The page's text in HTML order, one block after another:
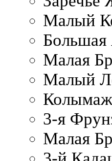
Малый
Большая
Малая
Малый
3-я
Малая